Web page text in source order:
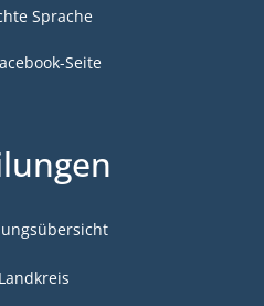
Sprache
Seite
Landkreis